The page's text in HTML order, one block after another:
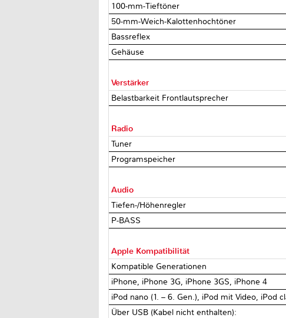
100-mm-Tieftöner
50-mm-Weich-Kalottenhochtöner
Bassreflex
Gehäuse
Verstärker
Belastbarkeit Frontlautsprecher
Radio
Tuner
Programspeicher
Audio
Tiefen-/Höhenregler
P-BASS
Apple Kompatibilität
Kompatible Generationen
iPhone, iPhone 3G, iPhone 3GS, iPhone 4
iPod nano (1. – 6. Gen.), iPod mit Video, iPod
Über USB (Kabel nicht enthalten):